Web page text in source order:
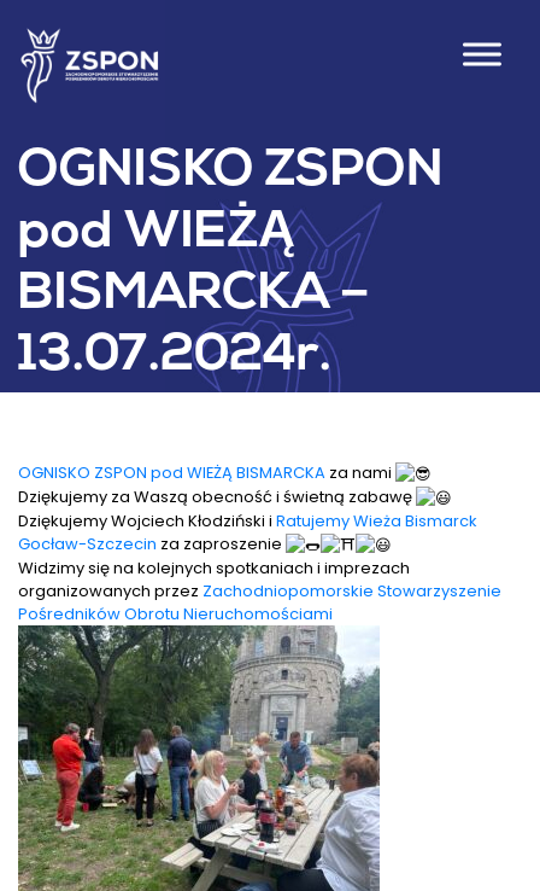
OGNISKO ZSPON
pod WIEŻĄ
BISMARCKA –
13.07.2024r.
OGNISKO ZSPON pod WIEŻĄ BISMARCKA za nami
Dziękujemy za Waszą obecność i świetną zabawę
Dziękujemy Wojciech Kłodziński i Ratujemy Wieża Bismarck
Gocław-Szczecin za zaproszenie
Widzimy się na kolejnych spotkaniach i imprezach
organizowanych przez Zachodniopomorskie Stowarzyszenie
Pośredników Obrotu Nieruchomościami